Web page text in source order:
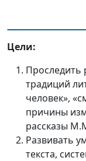
Цели:
Проследить
традиций
человек»,
причины
рассказы
Развивать
текста,